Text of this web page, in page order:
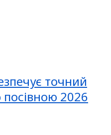
точний
посівною 2026